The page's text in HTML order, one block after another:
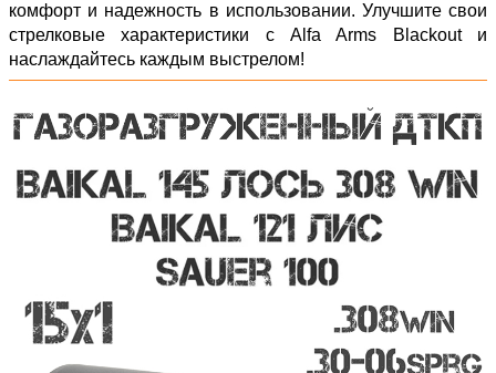
комфорт и надежность в использовании. Улучшите свои
стрелковые характеристики с Alfa Arms Blackout и
наслаждайтесь каждым выстрелом!